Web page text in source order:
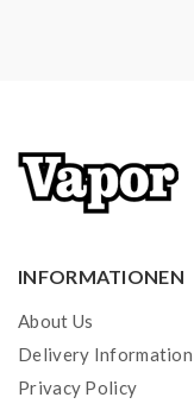
INFORMATIONEN
About Us
Delivery Information
Privacy Policy